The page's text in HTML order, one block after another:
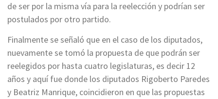
de ser por la misma vía para la reelección y podrían ser
postulados por otro partido.
Finalmente se señaló que en el caso de los diputados,
nuevamente se tomó la propuesta de que podrán ser
reelegidos por hasta cuatro legislaturas, es decir 12
años y aquí fue donde los diputados Rigoberto Paredes
y Beatriz Manrique, coincidieron en que las propuestas